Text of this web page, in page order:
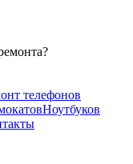
телефонов
Ноутбуков